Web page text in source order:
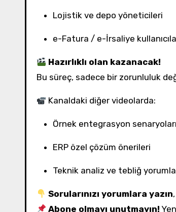
Lojistik ve depo yöneticileri
e-Fatura / e-İrsaliye
Hazırlıklı olan kazanacak!
Bu süreç, sadece bir zorunluluk
Kanaldaki diğer videolarda:
Örnek entegrasyon senaryoları
ERP özel çözüm önerileri
Teknik analiz ve tebliğ
Sorularınızı yorumlara yazın
Abone olmayı unutmayın!